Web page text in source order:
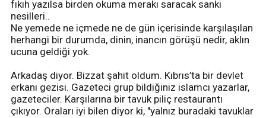
fıkıh yazılsa birden okuma merakı saracak sanki
nesilleri..
Ne yemede ne içmede ne de gün içerisinde karşılaşılan
herhangi bir durumda, dinin, inancın görüşü nedir, aklın
ucuna geldiği yok.
Arkadaş diyor. Bizzat şahit oldum. Kıbrıs’ta bir devlet
erkanı gezisi. Gazeteci grup bildiğiniz islamcı yazarlar,
gazeteciler. Karşılarına bir tavuk piliç restaurantı
çıkıyor. Oraları iyi bilen diyor ki, "yalnız buradaki tavuklar